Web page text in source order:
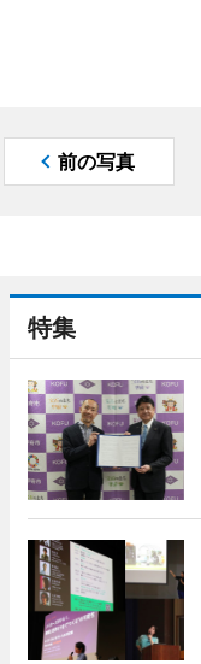
前の写真
特集